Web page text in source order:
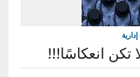
انعكاسًا!!!